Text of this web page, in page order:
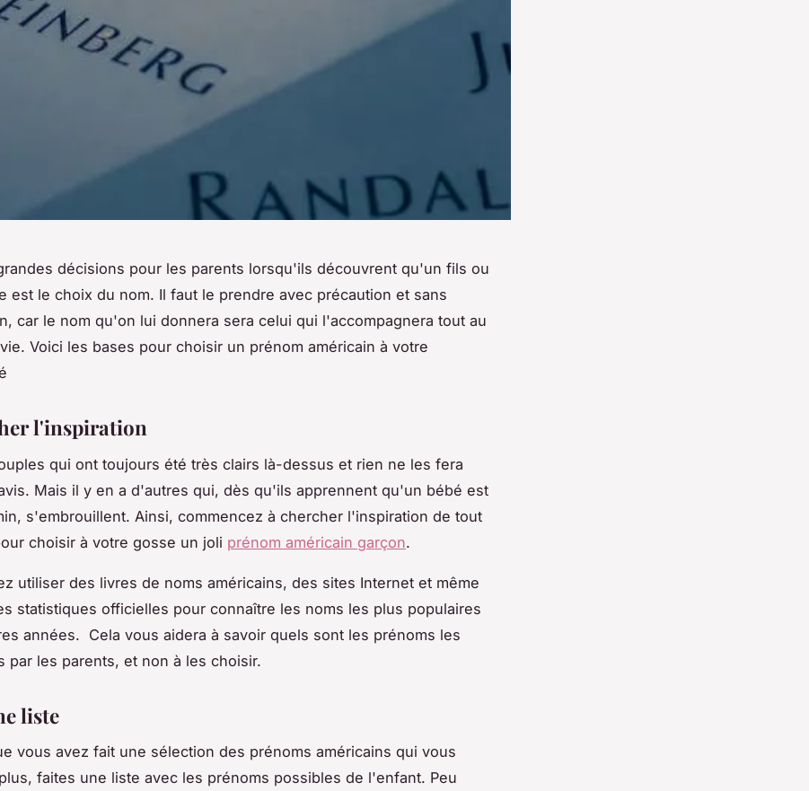
décisions pour les parents lorsqu'ils découvrent qu'un fils ou
est le choix du nom. Il faut le prendre avec précaution et sans
car le nom qu'on lui donnera sera celui qui l'accompagnera tout au
Voici les bases pour choisir un prénom américain à votre
l'inspiration
qui ont toujours été très clairs là-dessus et rien ne les fera
Mais il y en a d'autres qui, dès qu'ils apprennent qu'un bébé est
s'embrouillent. Ainsi, commencez à chercher l'inspiration de tout
choisir à votre gosse un joli prénom américain garçon.
utiliser des livres de noms américains, des sites Internet et même
statistiques officielles pour connaître les noms les plus populaires
années. Cela vous aidera à savoir quels sont les prénoms les
par les parents, et non à les choisir.
liste
vous avez fait une sélection des prénoms américains qui vous
faites une liste avec les prénoms possibles de l'enfant. Peu